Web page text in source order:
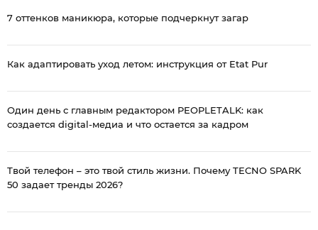
7 оттенков маникюра, которые подчеркнут загар
Как адаптировать уход летом: инструкция от Etat Pur
Один день с главным редактором PEOPLETALK: как
создается digital-медиа и что остается за кадром
Твой телефон – это твой стиль жизни. Почему TECNO SPARK
50 задает тренды 2026?